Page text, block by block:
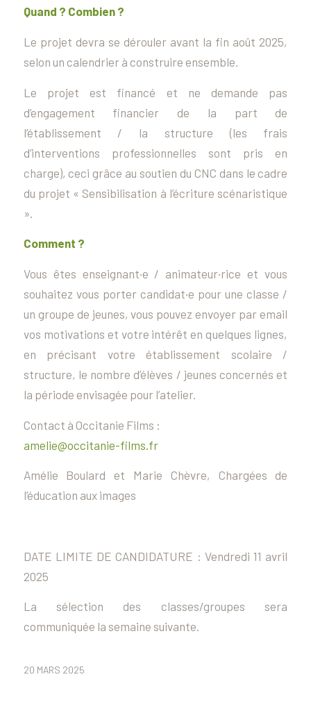
Quand ? Combien ?
Le projet devra se dérouler avant la fin août 2025,
selon un calendrier à construire ensemble.
Le projet est financé et ne demande pas
d’engagement financier de la part de
l’établissement / la structure (les frais
d’interventions professionnelles sont pris en
charge), ceci grâce au soutien du CNC dans le cadre
du projet « Sensibilisation à l’écriture scénaristique
».
Comment ?
Vous êtes enseignant·e / animateur·rice et vous
souhaitez vous porter candidat·e pour une classe /
un groupe de jeunes, vous pouvez envoyer par email
vos motivations et votre intérêt en quelques lignes,
en précisant votre établissement scolaire /
structure, le nombre d’élèves / jeunes concernés et
la période envisagée pour l’atelier.
Contact à Occitanie Films :
amelie@occitanie-films.fr
Amélie Boulard et Marie Chèvre, Chargées de
l’éducation aux images
DATE LIMITE DE CANDIDATURE : Vendredi 11 avril
2025
La sélection des classes/groupes sera
communiquée la semaine suivante.
20 MARS 2025